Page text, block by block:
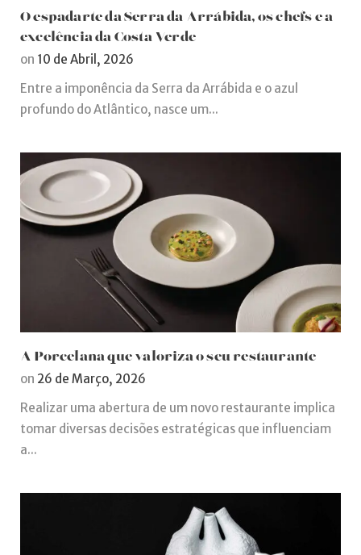
O espadarte da Serra da Arrábida, os chefs e a
excelência da Costa Verde
on 10 de Abril, 2026
Entre a imponência da Serra da Arrábida e o azul
profundo do Atlântico, nasce um...
A Porcelana que valoriza o seu restaurante
on 26 de Março, 2026
Realizar uma abertura de um novo restaurante implica
tomar diversas decisões estratégicas que influenciam
a...